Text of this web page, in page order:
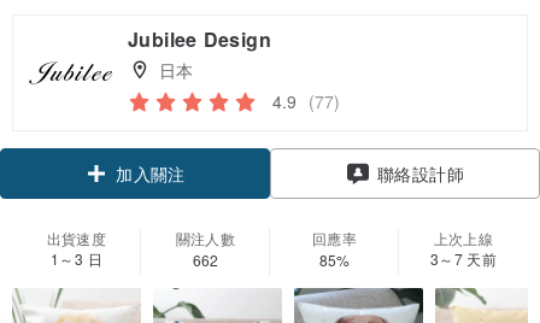
Jubilee Design
日本
4.9 (77)
加入關注 聯絡設計師
出貨速度
1～3 日
關注人數
662
回應率
85%
上次上線
3～7 天前